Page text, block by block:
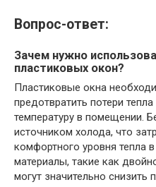
Вопрос-ответ:
Зачем нужно
пластиковых окон?
Пластиковые окна
предотвратить потери
температуру в помещении.
источником холода, что
комфортного уровня
материалы, такие как
могут значительно снизить